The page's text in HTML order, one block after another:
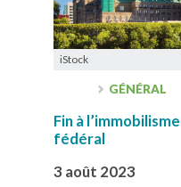
iStock
GÉNÉRAL
Fin à
fédéral
3 août 2023